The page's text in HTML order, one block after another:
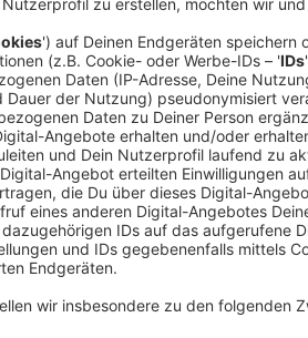
Hintergründe
Anzeige
Die Frau führte einen Friseursalon in
gemeinsamen Wohnung in Monheim
er mit den gemeinsamen Kindern die
Leverkusen.
Anzeige